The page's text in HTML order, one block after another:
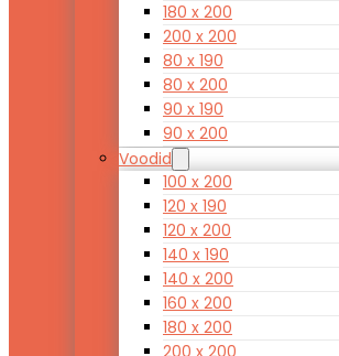
180 x 200
200 x 200
80 x 190
80 x 200
90 x 190
90 x 200
Voodid
100 x 200
120 x 190
120 x 200
140 x 190
140 x 200
160 x 200
180 x 200
200 x 200